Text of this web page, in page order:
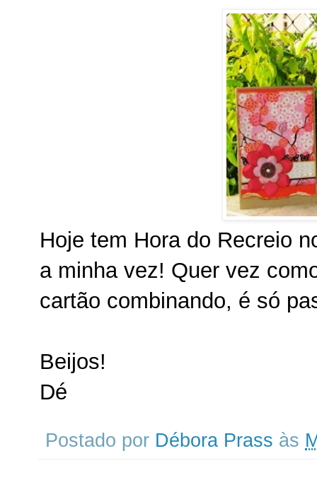
Hoje tem Hora do Recreio
a minha vez! Quer vez
cartão combinando, é só
Beijos!
Dé
Postado por Débora Prass às